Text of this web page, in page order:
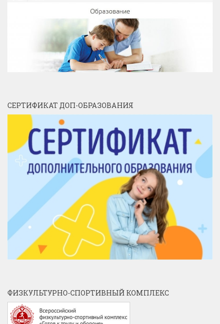
СЕРТИФИКАТ ДОП-ОБРАЗОВАНИЯ
ФИЗКУЛЬТУРНО-СПОРТИВНЫЙ КОМПЛЕКС